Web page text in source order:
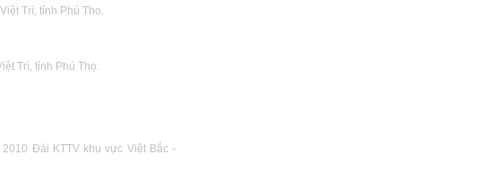
Việt Trì, tỉnh Phú Thọ.
Trì , tỉnh Phú Thọ.
Đài KTTV khu vực Việt Bắc -